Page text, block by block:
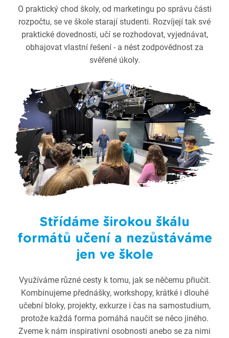
O praktický chod školy, od marketingu po správu části
rozpočtu, se ve škole starají studenti. Rozvíjejí tak své
praktické dovednosti, učí se rozhodovat, vyjednávat,
obhajovat vlastní řešení - a nést zodpovědnost za
svěřené úkoly.
Střídáme širokou škálu
formátů učení a nezůstáváme
jen ve škole
Využíváme různé cesty k tomu, jak se něčemu přiučit.
Kombinujeme přednášky, workshopy, krátké i dlouhé
učební bloky, projekty, exkurze i čas na samostudium,
protože každá forma pomáhá naučit se něco jiného.
Zveme k nám inspirativní osobnosti anebo se za nimi